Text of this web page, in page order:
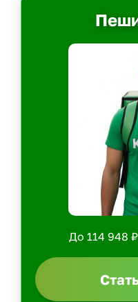
До 114 948